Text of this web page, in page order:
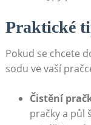
Praktické
Pokud se chcete
sodu ve vaší
Čistění
⁢pračky a půl